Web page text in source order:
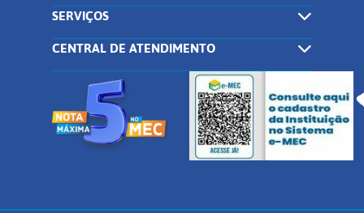
SERVIÇOS
CENTRAL DE ATENDIMENTO